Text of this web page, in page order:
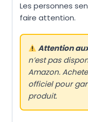
Les personnes
faire attention.
Attention
n’est pas
Amazon.
officiel pour
produit.